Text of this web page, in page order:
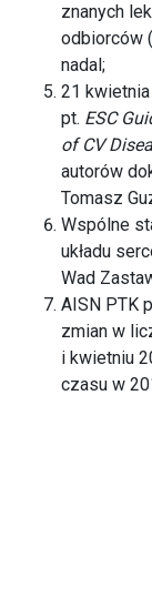
znanych
odbiorców
nadal;
21
pt. ESC
of CV
autorów
Tomasz
Wspólne
układu
Wad
AISN PTK
zmian w
i kwietniu
czasu w